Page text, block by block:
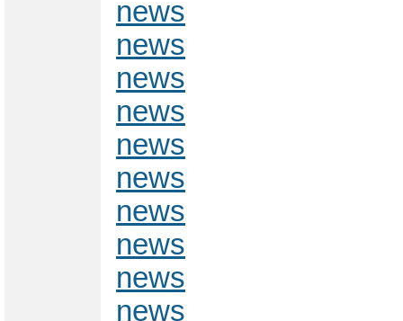
news
news
news
news
news
news
news
news
news
news